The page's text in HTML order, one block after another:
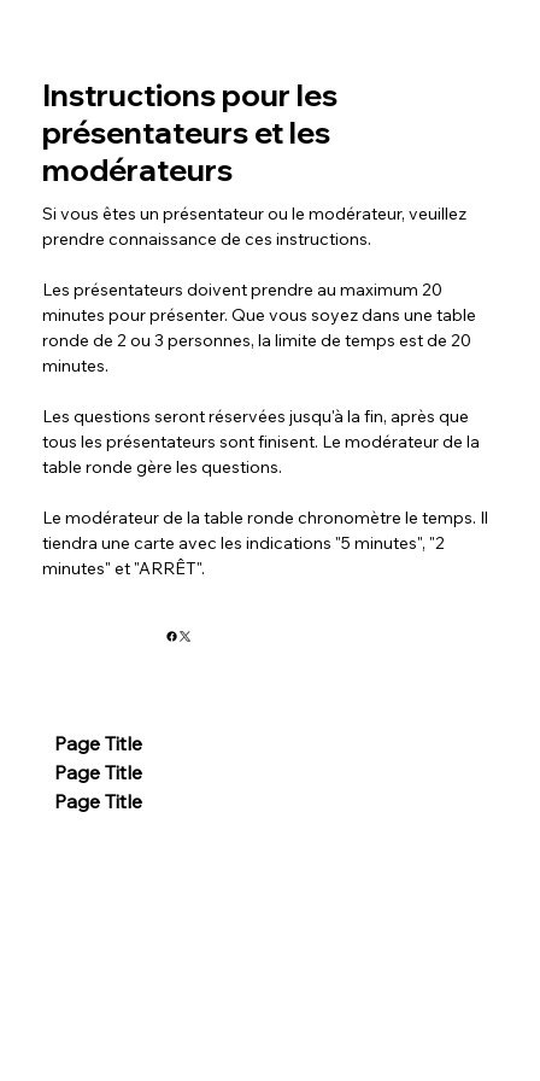
Instructions pour les
présentateurs et les
modérateurs
Si vous êtes un présentateur ou le modérateur, veuillez
prendre connaissance de ces instructions.
Les présentateurs doivent prendre au maximum 20
minutes pour présenter. Que vous soyez dans une table
ronde de 2 ou 3 personnes, la limite de temps est de 20
minutes.
Les questions seront réservées jusqu'à la fin, après que
tous les présentateurs sont finisent. Le modérateur de la
table ronde gère les questions.
Le modérateur de la table ronde chronomètre le temps. Il
tiendra une carte avec les indications "5 minutes", "2
minutes" et "ARRÊT".
Page Title
Page Title
Page Title